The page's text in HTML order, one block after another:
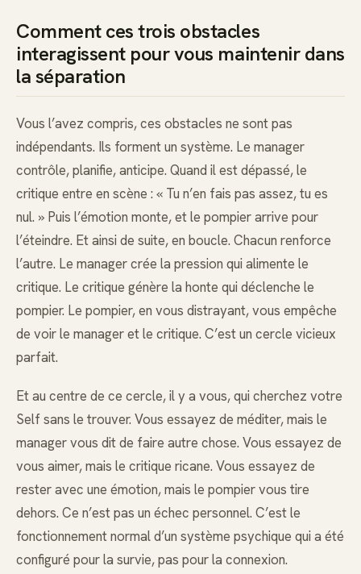
Comment ces trois obstacles
interagissent pour vous maintenir dans
la séparation
Vous l’avez compris, ces obstacles ne sont pas
indépendants. Ils forment un système. Le manager
contrôle, planifie, anticipe. Quand il est dépassé, le
critique entre en scène : « Tu n’en fais pas assez, tu es
nul. » Puis l’émotion monte, et le pompier arrive pour
l’éteindre. Et ainsi de suite, en boucle. Chacun renforce
l’autre. Le manager crée la pression qui alimente le
critique. Le critique génère la honte qui déclenche le
pompier. Le pompier, en vous distrayant, vous empêche
de voir le manager et le critique. C’est un cercle vicieux
parfait.
Et au centre de ce cercle, il y a vous, qui cherchez votre
Self sans le trouver. Vous essayez de méditer, mais le
manager vous dit de faire autre chose. Vous essayez de
vous aimer, mais le critique ricane. Vous essayez de
rester avec une émotion, mais le pompier vous tire
dehors. Ce n’est pas un échec personnel. C’est le
fonctionnement normal d’un système psychique qui a été
configuré pour la survie, pas pour la connexion.